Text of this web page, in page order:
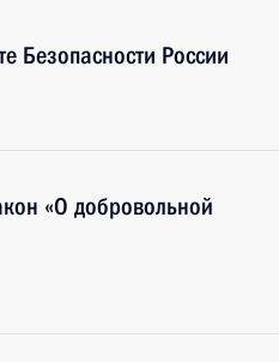
Безопасности России
«О добровольной